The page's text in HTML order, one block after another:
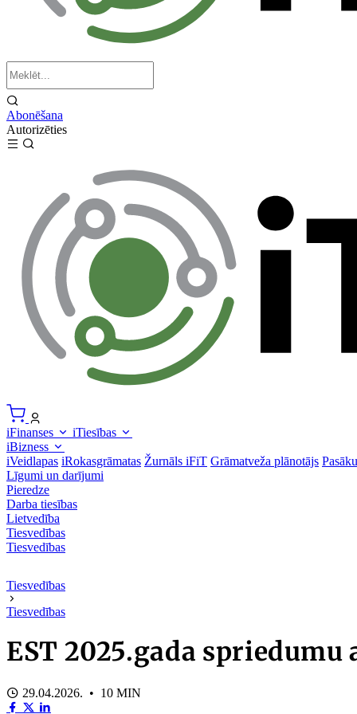
Abonēšana
Autorizēties
iFinanses
iTiesības
iBizness
iVeidlapas iRokasgrāmatas Žurnāls iFiT Grāmatveža plānotājs
Līgumi un darījumi
Pieredze
Darba tiesības
Lietvedība
Tiesvedības
Tiesvedības
Tiesvedības
Tiesvedības
EST 2025.gada
29.04.2026. • 10 MIN